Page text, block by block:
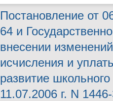
Постановление от
64 и
внесении
исчисления и
развитие
11.07.2006 г. N